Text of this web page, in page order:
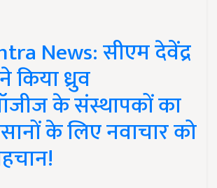
News: सीएम देवेंद्र
ध्रुव
के संस्थापकों का
के लिए नवाचार को